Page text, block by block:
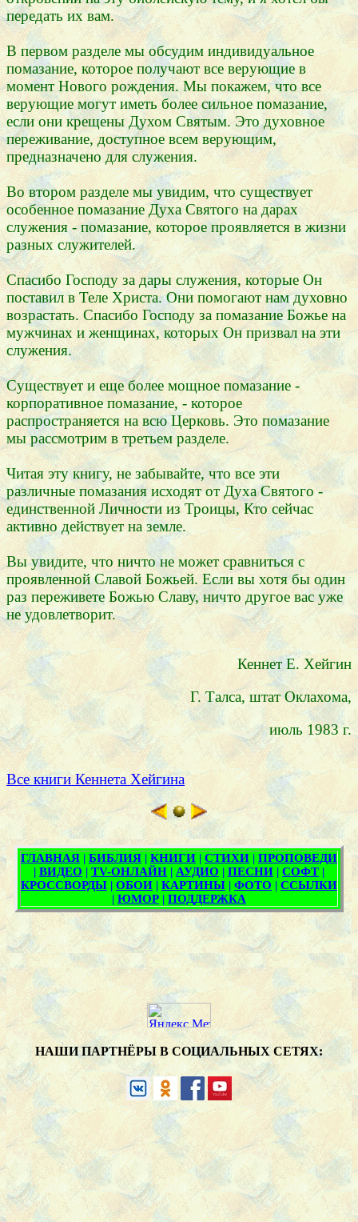
передать их вам.
В первом разделе мы обсудим индивидуальное
помазание, которое получают все верующие в
момент Нового рождения. Мы покажем, что все
верующие могут иметь более сильное помазание,
если они крещены Духом Святым. Это духовное
переживание, доступное всем верующим,
предназначено для служения.
Во втором разделе мы увидим, что существует
особенное помазание Духа Святого на дарах
служения - помазание, которое проявляется в жизни
разных служителей.
Спасибо Господу за дары служения, которые Он
поставил в Теле Христа. Они помогают нам духовно
возрастать. Спасибо Господу за помазание Божье на
мужчинах и женщинах, которых Он призвал на эти
служения.
Существует и еще более мощное помазание -
корпоративное помазание, - которое
распространяется на всю Церковь. Это помазание
мы рассмотрим в третьем разделе.
Читая эту книгу, не забывайте, что все эти
различные помазания исходят от Духа Святого -
единственной Личности из Троицы, Кто сейчас
активно действует на земле.
Вы увидите, что ничто не может сравниться с
проявленной Славой Божьей. Если вы хотя бы один
раз переживете Божью Славу, ничто другое вас уже
не удовлетворит.
Кеннет Е. Хейгин
Г. Талса, штат Оклахома,
июль 1983 г.
Все книги Кеннета Хейгина